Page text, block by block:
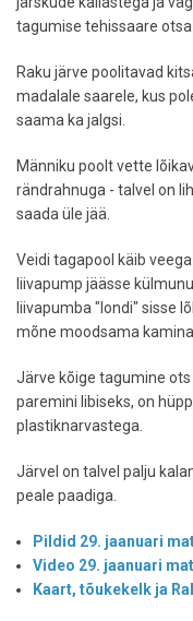
tagumise tehissaare
Raku järve poolitavad
madalale saarele, kus
saama ka jalgsi.
Männiku poolt vette
rändrahnuga - talvel on
saada üle jää.
Veidi tagapool käib
liivapump jäässe
liivapumba "londi" sisse
mõne moodsama
Järve kõige tagumine
paremini libiseks, on
plastiknarvastega.
Järvel on talvel palju
peale paadiga.
Pildid 29. jaanuari
Video 29. jaanuari
Kaart, tõukekelk ja